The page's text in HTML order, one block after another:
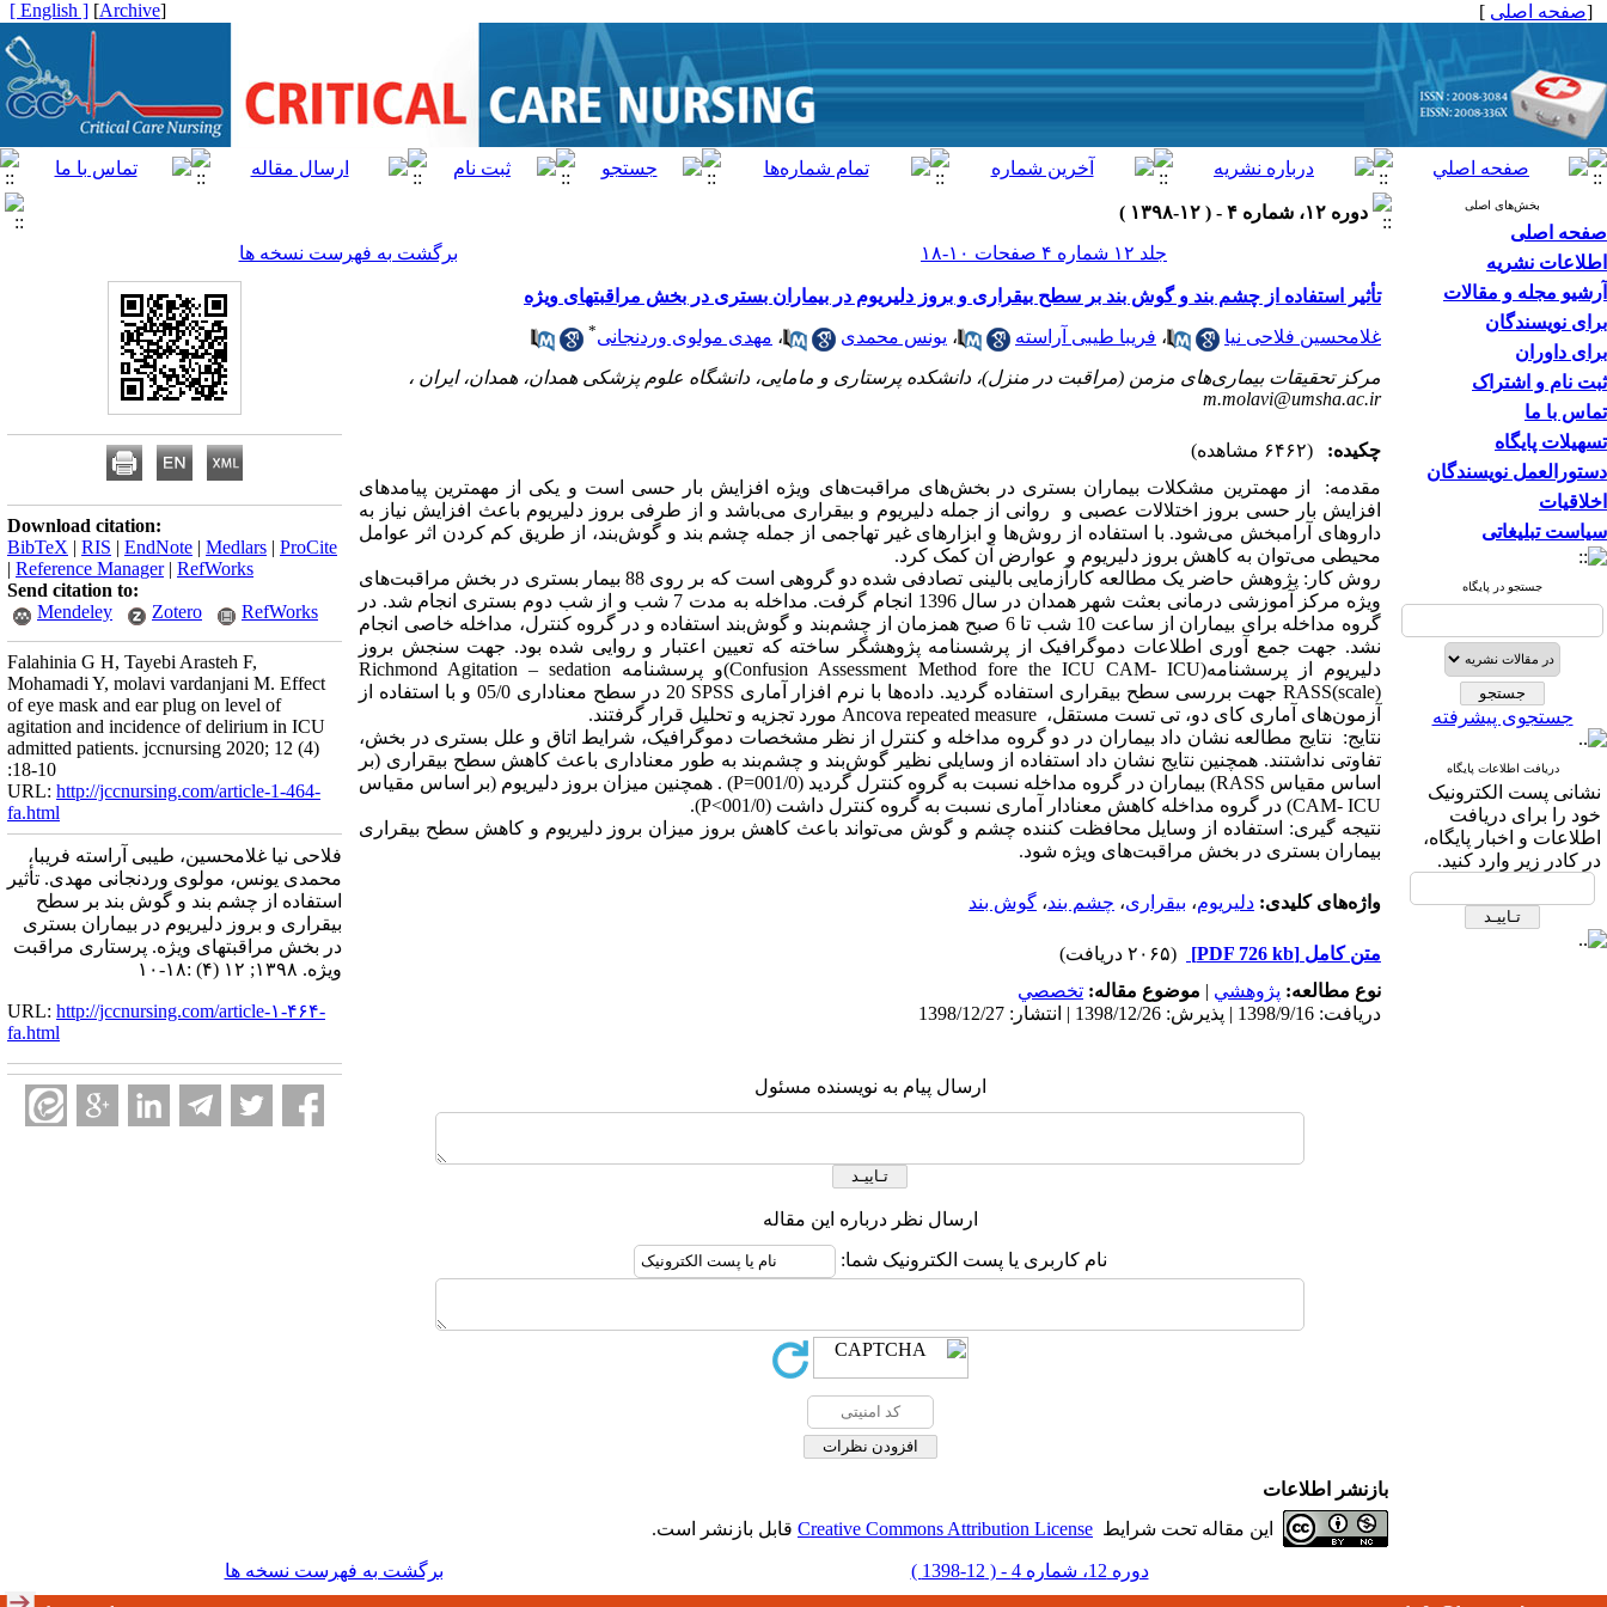
[صفحه اصلی ]
[
Archive
]
[ English ]
بخش‌های اصلی
صفحه اصلی
اطلاعات نشریه
آرشیو مجله و مقالات
برای نویسندگان
برای داوران
ثبت نام و اشتراک
تماس با ما
تسهیلات پایگاه
دستورالعمل نویسندگان
اخلاقیات
سیاست تبلیغاتی
جستجو در پایگاه
جستجوی پیشرفته
دریافت اطلاعات پایگاه
نشانی پست الکترونیک
خود را برای دریافت
اطلاعات و اخبار پایگاه،
در کادر زیر وارد کنید.
دوره ۱۲، شماره ۴ - ( ۱۲-۱۳۹۸ )
جلد ۱۲ شماره ۴ صفحات ۱۰-۱۸
برگشت به فهرست نسخه ها
تأثیر استفاده از چشم بند و گوش بند بر سطح بیقراری و بروز دلیریوم در بیماران بستری در بخش مراقبتهای ویژه
غلامحسین فلاحی نیا ، فریبا طیبی آراسته ، یونس محمدی ، مهدی مولوی وردنجانی*
مرکز تحقیقات بیماری‌های مزمن (مراقبت در منزل)، دانشکده پرستاری و مامایی، دانشگاه علوم پزشکی همدان، همدان، ایران ،
m.molavi@umsha.ac.ir
چکیده:
(۶۴۶۲ مشاهده)
مقدمه: از مهمترین مشکلات بیماران بستری در بخش‌­های مراقبت­‌های ویژه افزایش بار حسی است و یکی از مهم­ترین پیامدهای
افزایش بار حسی بروز اختلالات عصبی و روانی از جمله دلیریوم و بیقراری می‌باشد و از طرفی بروز دلیریوم باعث افزایش نیاز به
داروهای آرامبخش می­‌شود. با استفاده از روش­‌ها و ابزارهای غیر تهاجمی از جمله چشم بند و گوش‌بند، از طریق کم کردن اثر عوامل
محیطی می­‌توان به کاهش بروز دلیریوم و عوارض آن کمک کرد.
روش کار: پژوهش حاضر یک مطالعه کارآزمایی بالینی تصادفی شده دو گروهی است که بر روی 88 بیمار بستری در بخش مراقبت­­‌های
ویژه مرکز آموزشی درمانی بعثت شهر همدان در سال 1396 انجام گرفت. مداخله به مدت 7 شب و از شب دوم بستری انجام شد. در
گروه مداخله برای بیماران از ساعت 10 شب تا 6 صبح همزمان از چشم­‌بند و گوش­‌بند استفاده و در گروه کنترل، مداخله خاصی انجام
نشد. جهت جمع آوری اطلاعات دموگرافیک از پرشسنامه پژوهشگر ساخته که تعیین اعتبار و روایی شده بود. جهت سنجش بروز
دلیریوم از پرسشنامه)
CAM- ICU
Confusion Assessment Method fore the ICU)و پرسشنامه Richmond Agitation – sedation
scale)
)
RASSجهت بررسی سطح بیقراری استفاده گردید. داده‌ها با نرم افزار آماری SPSS
20 در سطح معناداری 05/0 و با استفاده از
آزمون­‌های آماری کای دو، تی تست مستقل، Ancova repeated measure مورد تجزیه و تحلیل قرار گرفتند.
نتایج: نتایج مطالعه نشان داد بیماران در دو گروه مداخله و کنترل از نظر مشخصات دموگرافیک، شرایط اتاق و علل بستری در بخش،
تفاوتی نداشتند. همچنین نتایج نشان داد استفاده از وسایلی نظیر گوش‌­بند و چشم­‌بند به طور معناداری باعث کاهش سطح بیقراری (بر
اساس مقیاس RASS) بیماران در گروه مداخله نسبت به گروه کنترل گردید )
001/0
(P= . همچنین میزان بروز دلیریوم (بر اساس مقیاس
CAM- ICU) در گروه مداخله کاهش معنادار آماری نسبت به گروه کنترل داشت )
001/0
.(P<
نتیجه گیری: استفاده از وسایل محافظت کننده چشم و گوش می‌تواند باعث کاهش بروز میزان بروز دلیریوم و کاهش سطح بیقراری
بیماران بستری در بخش مراقبت‌های ویژه شود.
واژه‌های کلیدی: دلیریوم، بیقراری، چشم بند، گوش بند
متن کامل [PDF 726 kb]
(۲۰۶۵ دریافت)
نوع مطالعه: پژوهشي | موضوع مقاله: تخصصي
دریافت: 1398/9/16 | پذیرش: 1398/12/26 | انتشار: 1398/12/27
ارسال پیام به نویسنده مسئول
ارسال نظر درباره این مقاله
نام کاربری یا پست الکترونیک شما:
Download citation:
BibTeX | RIS | EndNote | Medlars | ProCite
| Reference Manager| RefWorks
Send citation to:
Mendeley
Zotero RefWorks
Falahinia G H, Tayebi Arasteh F,
Mohamadi Y, molavi vardanjani M. Effect
of eye mask and ear plug on level of
agitation and incidence of delirium in ICU
admitted patients. jccnursing 2020; 12 (4)
:18-10
URL: http://jccnursing.com/article-1-464-
fa.html
فلاحی نیا غلامحسین، طیبی آراسته فریبا،
محمدی یونس، مولوی وردنجانی مهدی. تأثیر
استفاده از چشم بند و گوش بند بر سطح
بیقراری و بروز دلیریوم در بیماران بستری
در بخش مراقبتهای ویژه. پرستاری مراقبت
ویژه. ۱۳۹۸; ۱۲ (۴) :۱۸-۱۰
URL: http://jccnursing.com/article-۱-۴۶۴-
fa.html
بازنشر اطلاعات
این مقاله تحت شرایط Creative Commons Attribution License قابل بازنشر است.
دوره 12، شماره 4 - ( 12-1398 ) برگشت به فهرست نسخه ها